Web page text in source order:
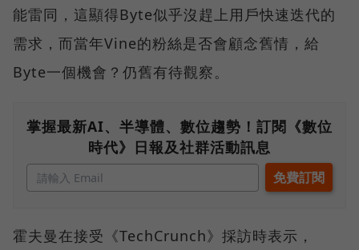
能雷同，這顯得Byte似乎沒趕上用戶快速迭代的
需求，而當年Vine的粉絲是否會顧念舊情，給
Byte一個機會？仍舊有待觀察。
掌握最新AI、半導體、數位趨勢！訂閱《數位
時代》日報及社群活動訊息
霍夫曼在接受《TechCrunch》採訪時表示，